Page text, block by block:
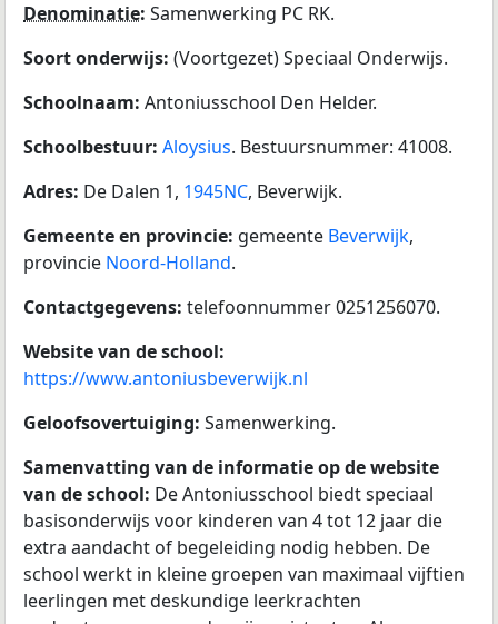
Denominatie: Samenwerking PC RK.
Soort onderwijs: (Voortgezet) Speciaal Onderwijs.
Schoolnaam: Antoniusschool Den Helder.
Schoolbestuur: Aloysius. Bestuursnummer: 41008.
Adres: De Dalen 1, 1945NC, Beverwijk.
Gemeente en provincie: gemeente Beverwijk,
provincie Noord-Holland.
Contactgegevens: telefoonnummer 0251256070.
Website van de school:
https://www.antoniusbeverwijk.nl
Geloofsovertuiging: Samenwerking.
Samenvatting van de informatie op de website
van de school: De Antoniusschool biedt speciaal
basisonderwijs voor kinderen van 4 tot 12 jaar die
extra aandacht of begeleiding nodig hebben. De
school werkt in kleine groepen van maximaal vijftien
leerlingen met deskundige leerkrachten